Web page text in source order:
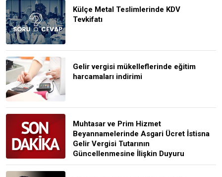
Külçe Metal Teslimlerinde KDV
Tevkifatı
Gelir vergisi mükelleflerinde eğitim
harcamaları indirimi
Muhtasar ve Prim Hizmet
Beyannamelerinde Asgari Ücret İstisna
Gelir Vergisi Tutarının
Güncellenmesine İlişkin Duyuru